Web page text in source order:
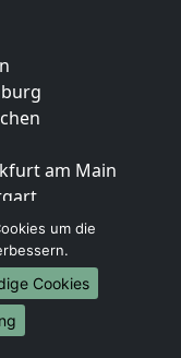
am Main
um die
Cookies